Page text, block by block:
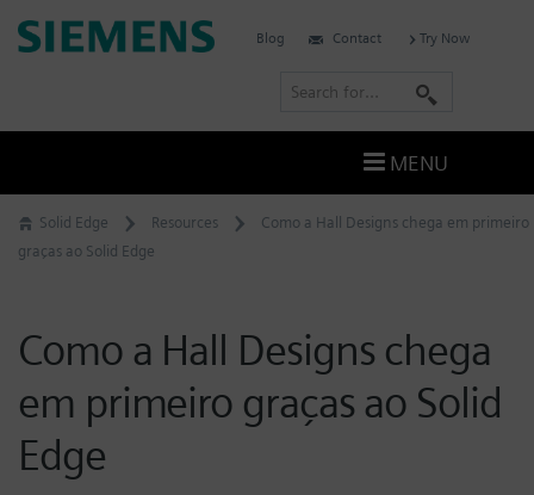
Skip
to
Solid Edge Resources
Como a Hall Designs chega em primeiro
graças ao Solid Edge
Como a Hall Designs chega
em primeiro graças ao Solid
Edge
Siemens
Blog Contact Try Now
r
c
MENU